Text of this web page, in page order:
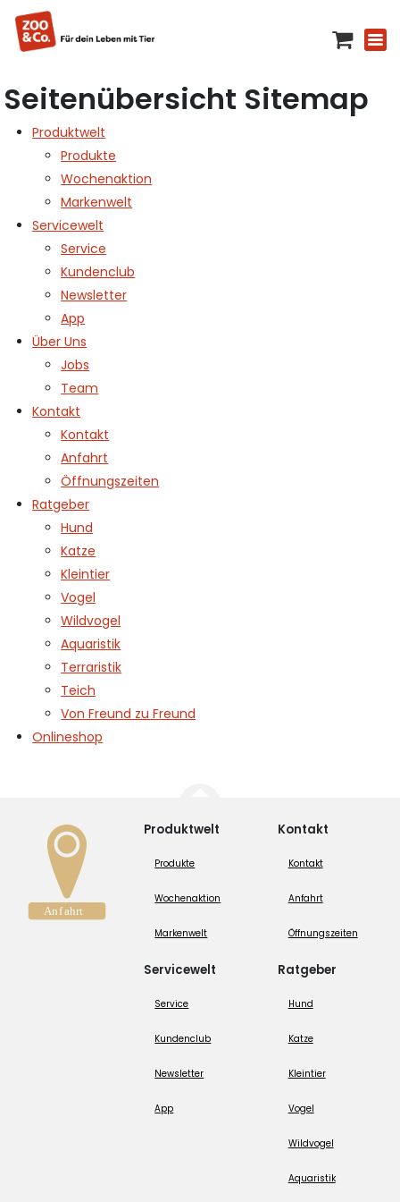
Seitenübersicht Sitemap
Produktwelt
Produkte
Wochenaktion
Markenwelt
Servicewelt
Service
Kundenclub
Newsletter
App
Über Uns
Jobs
Team
Kontakt
Kontakt
Anfahrt
Öffnungszeiten
Ratgeber
Hund
Katze
Kleintier
Vogel
Wildvogel
Aquaristik
Terraristik
Teich
Von Freund zu Freund
Onlineshop
Produktwelt
Produkte
Wochenaktion
Markenwelt
Servicewelt
Service
Kundenclub
Newsletter
App
Kontakt
Kontakt
Anfahrt
Öffnungszeiten
Ratgeber
Hund
Katze
Kleintier
Vogel
Wildvogel
Aquaristik